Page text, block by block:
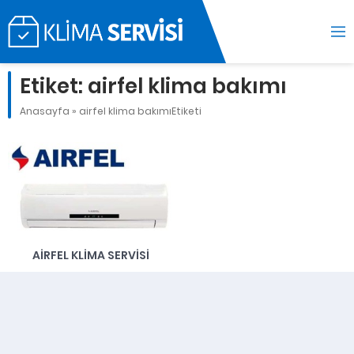
Etiket: airfel klima bakımı
Anasayfa » airfel klima bakımıEtiketi
AIRFEL KLIMA SERVISI